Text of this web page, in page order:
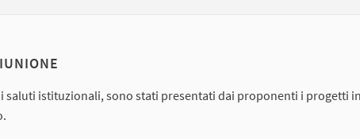
saluti istituzionali, sono stati presentati dai proponenti i progetti